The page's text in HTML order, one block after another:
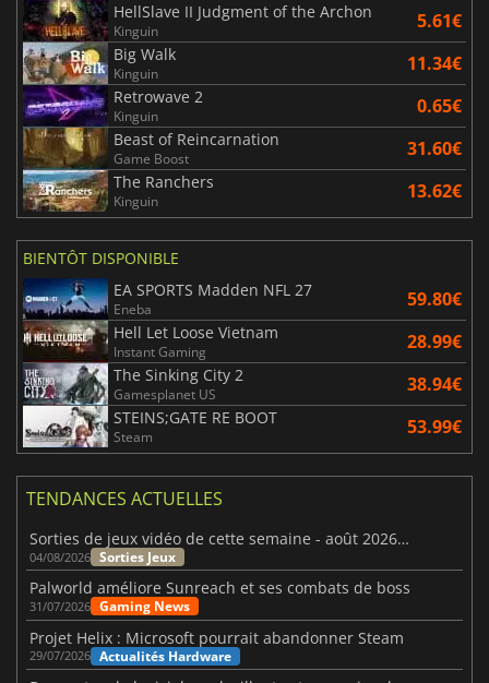
HellSlave II Judgment of the Archon
Kinguin 5.61€
Big Walk
Kinguin 11.34€
Retrowave 2
Kinguin 0.65€
Beast of Reincarnation
Game Boost 31.60€
The Ranchers
Kinguin 13.62€
BIENTÔT DISPONIBLE
EA SPORTS Madden NFL 27
Eneba 59.80€
Hell Let Loose Vietnam
Instant Gaming 28.99€
The Sinking City 2
Gamesplanet US 38.94€
STEINS;GATE RE BOOT
Steam 53.99€
TENDANCES ACTUELLES
Sorties de jeux vidéo de cette semaine - août 2026 (semaine 32)
04/08/2026 Sorties Jeux
Palworld améliore Sunreach et ses combats de boss
31/07/2026 Gaming News
Projet Helix : Microsoft pourrait abandonner Steam
29/07/2026 Actualités Hardware